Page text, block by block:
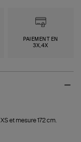
PAIEMENT EN
3X,4X
et mesure 172 cm.